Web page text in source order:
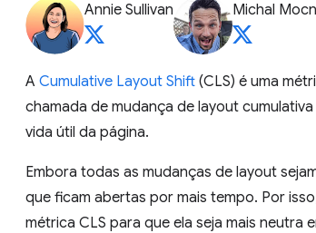
Annie Sullivan Michal
A Cumulative Layout Shift (CLS) é uma
chamada de mudança de layout
vida útil da página.
Embora todas as mudanças de layout
que ficam abertas por mais tempo. Por
métrica CLS para que ela seja mais neutra